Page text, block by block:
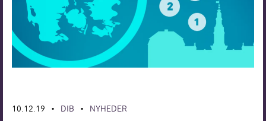
International økonomi
Arbejdsmiljø
Arbejdsmarkedet
Europapolitik
10.12.19 • DIB • NYHEDER